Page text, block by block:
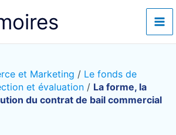
et Marketing / Le fonds de
et évaluation / La forme, la
du contrat de bail commercial